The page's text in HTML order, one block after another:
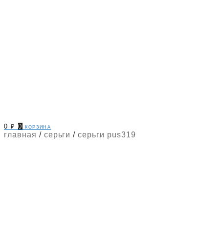
0₽ 0 корзина
главная / серьги /серьги pus319